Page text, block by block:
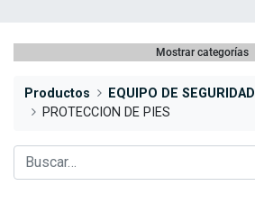
Mostrar categorías
Productos
EQUIPO DE SEGURIDAD
PROTECCION DE PIES